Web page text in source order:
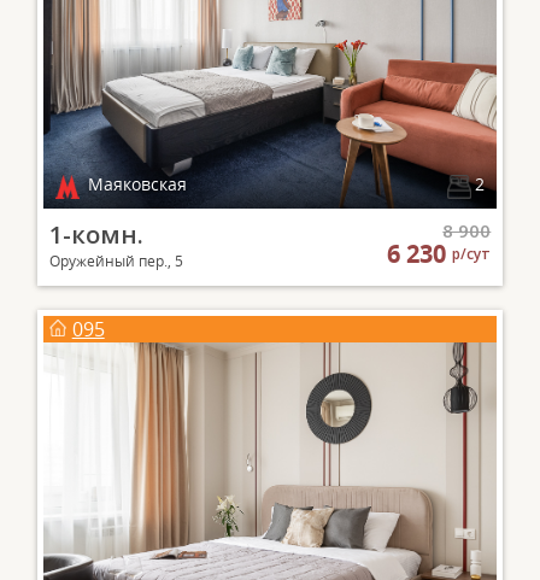
Маяковская 2
1-комн.
Оружейный пер., 5
8 900
6 230р/сут
095